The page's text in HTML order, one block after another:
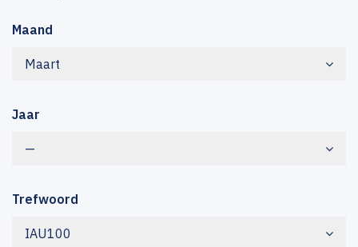
Maand
Maart
Jaar
—
Trefwoord
IAU100